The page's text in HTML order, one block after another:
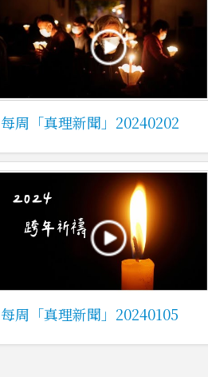
每周「真理新聞」20240202
每周「真理新聞」20240105